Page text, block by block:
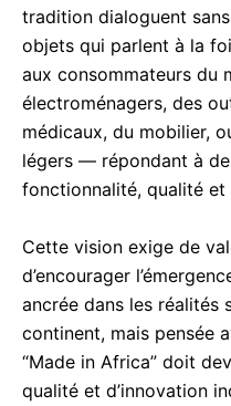
tradition dialoguent
objets qui parlent à la
aux consommateurs
électroménagers, des
médicaux, du mobilier,
légers — répondant à
fonctionnalité, qualité et
Cette vision exige de
d’encourager
ancrée dans les réalités
continent, mais pensée
“Made in Africa” doit
qualité et d’innovation